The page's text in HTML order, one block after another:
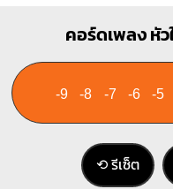
คอร์ดเพลง หั
-9 -8 -7 -6 -5
⟲ รีเซ็ต